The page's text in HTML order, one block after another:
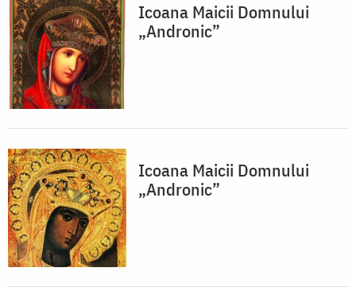
Icoana Maicii Domnului
„Andronic”
Icoana Maicii Domnului
„Andronic”